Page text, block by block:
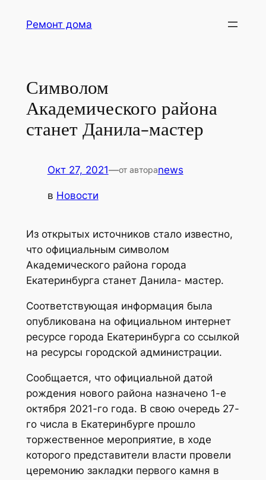
Ремонт дома
Символом
Академического района
станет Данила-мастер
Окт 27, 2021—от автораnews
в Новости
Из открытых источников стало известно,
что официальным символом
Академического района города
Екатеринбурга станет Данила- мастер.
Соответствующая информация была
опубликована на официальном интернет
ресурсе города Екатеринбурга со ссылкой
на ресурсы городской администрации.
Сообщается, что официальной датой
рождения нового района назначено 1-е
октября 2021-го года. В свою очередь 27-
го числа в Екатеринбурге прошло
торжественное мероприятие, в ходе
которого представители власти провели
церемонию закладки первого камня в